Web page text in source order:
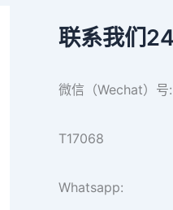
联系我们
微信（Wechat）号:
T17068
Whatsapp: